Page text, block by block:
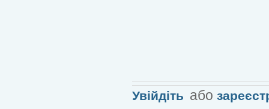
Увійдіть або